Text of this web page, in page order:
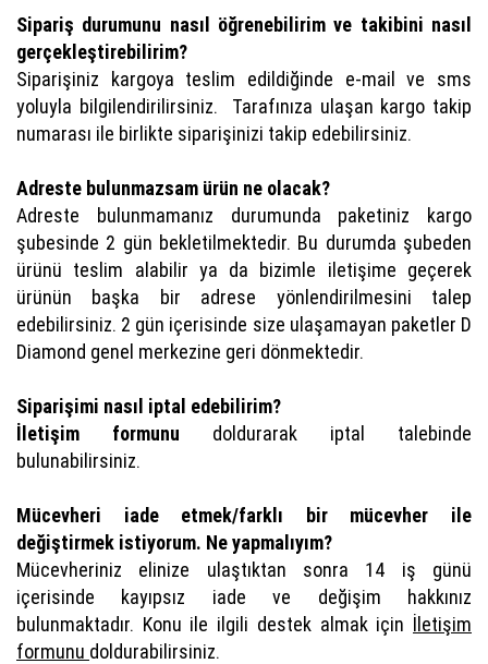
Sipariş durumunu nasıl öğrenebilirim ve takibini nasıl
gerçekleştirebilirim?
Siparişiniz kargoya teslim edildiğinde e-mail ve sms
yoluyla bilgilendirilirsiniz. Tarafınıza ulaşan kargo takip
numarası ile birlikte siparişinizi takip edebilirsiniz.
Adreste bulunmazsam ürün ne olacak?
Adreste bulunmamanız durumunda paketiniz kargo
şubesinde 2 gün bekletilmektedir. Bu durumda şubeden
ürünü teslim alabilir ya da bizimle iletişime geçerek
ürünün başka bir adrese yönlendirilmesini talep
edebilirsiniz. 2 gün içerisinde size ulaşamayan paketler D
Diamond genel merkezine geri dönmektedir.
Siparişimi nasıl iptal edebilirim?
İletişim formunu doldurarak iptal talebinde
bulunabilirsiniz.
Mücevheri iade etmek/farklı bir mücevher ile
değiştirmek istiyorum. Ne yapmalıyım?
Mücevheriniz elinize ulaştıktan sonra 14 iş günü
içerisinde kayıpsız iade ve değişim hakkınız
bulunmaktadır. Konu ile ilgili destek almak için İletişim
formunu doldurabilirsiniz.